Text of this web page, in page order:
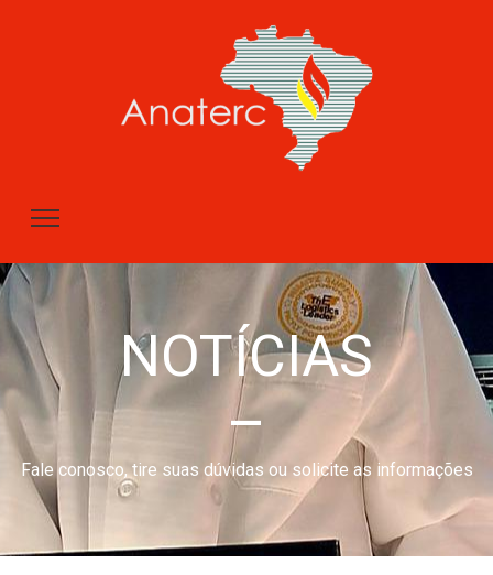
NOTÍCIAS
–
Fale conosco, tire suas dúvidas ou solicite as informações